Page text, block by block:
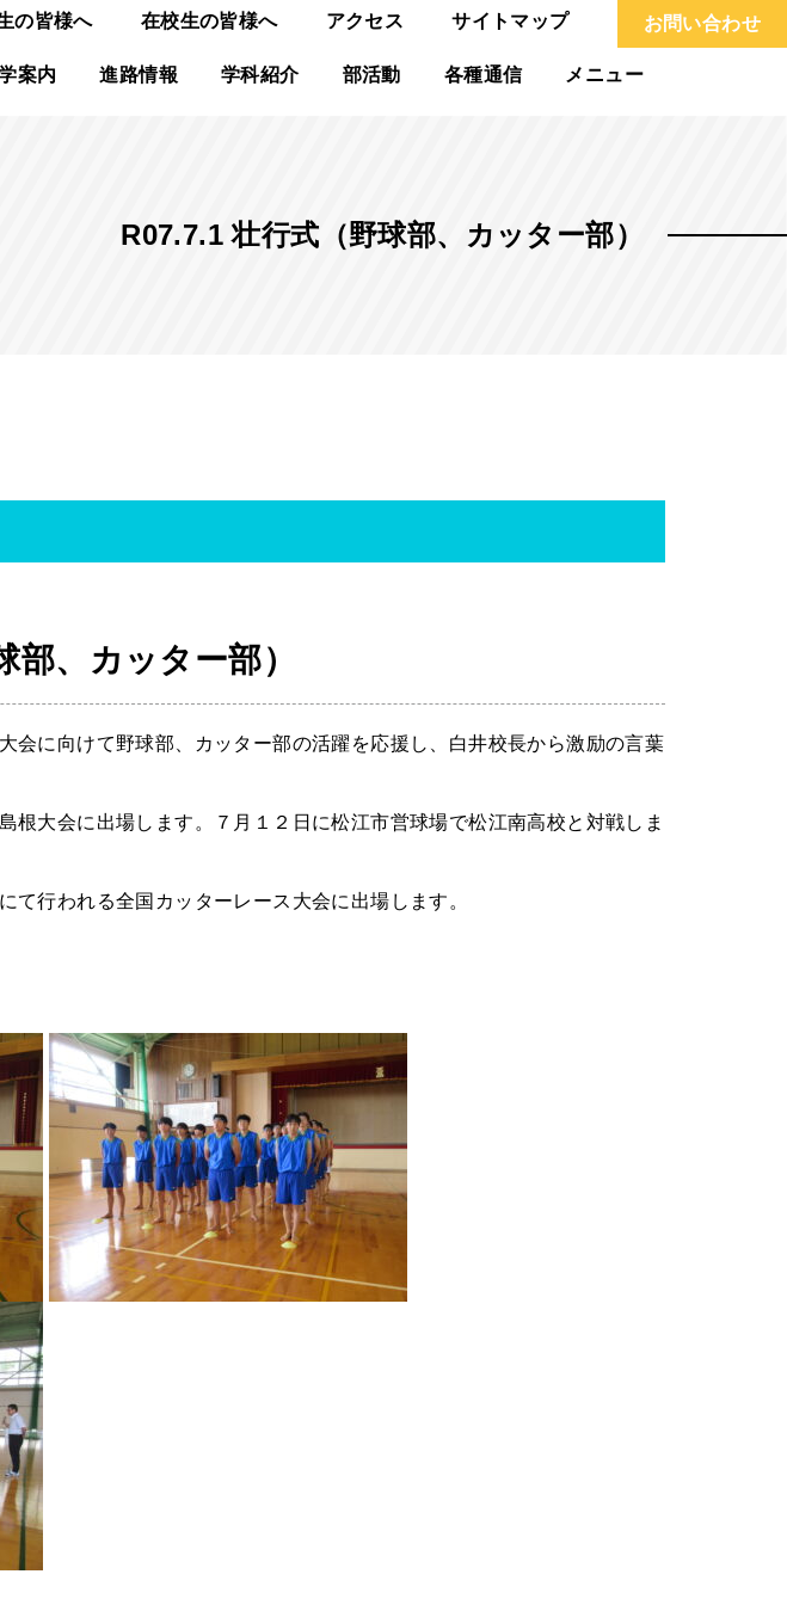
の皆様へ 在校生の皆様へ アクセス サイトマップ お問い合わせ
案内 進路情報 学科紹介 部活動 各種通信 メニュー
R07.7.1 壮行式（野球部、カッター部）
、カッター部）
会に向けて野球部、カッター部の活躍を応援し、白井校長から激励の言葉
大会に出場します。７月１２日に松江市営球場で松江南高校と対戦しま
て行われる全国カッターレース大会に出場します。